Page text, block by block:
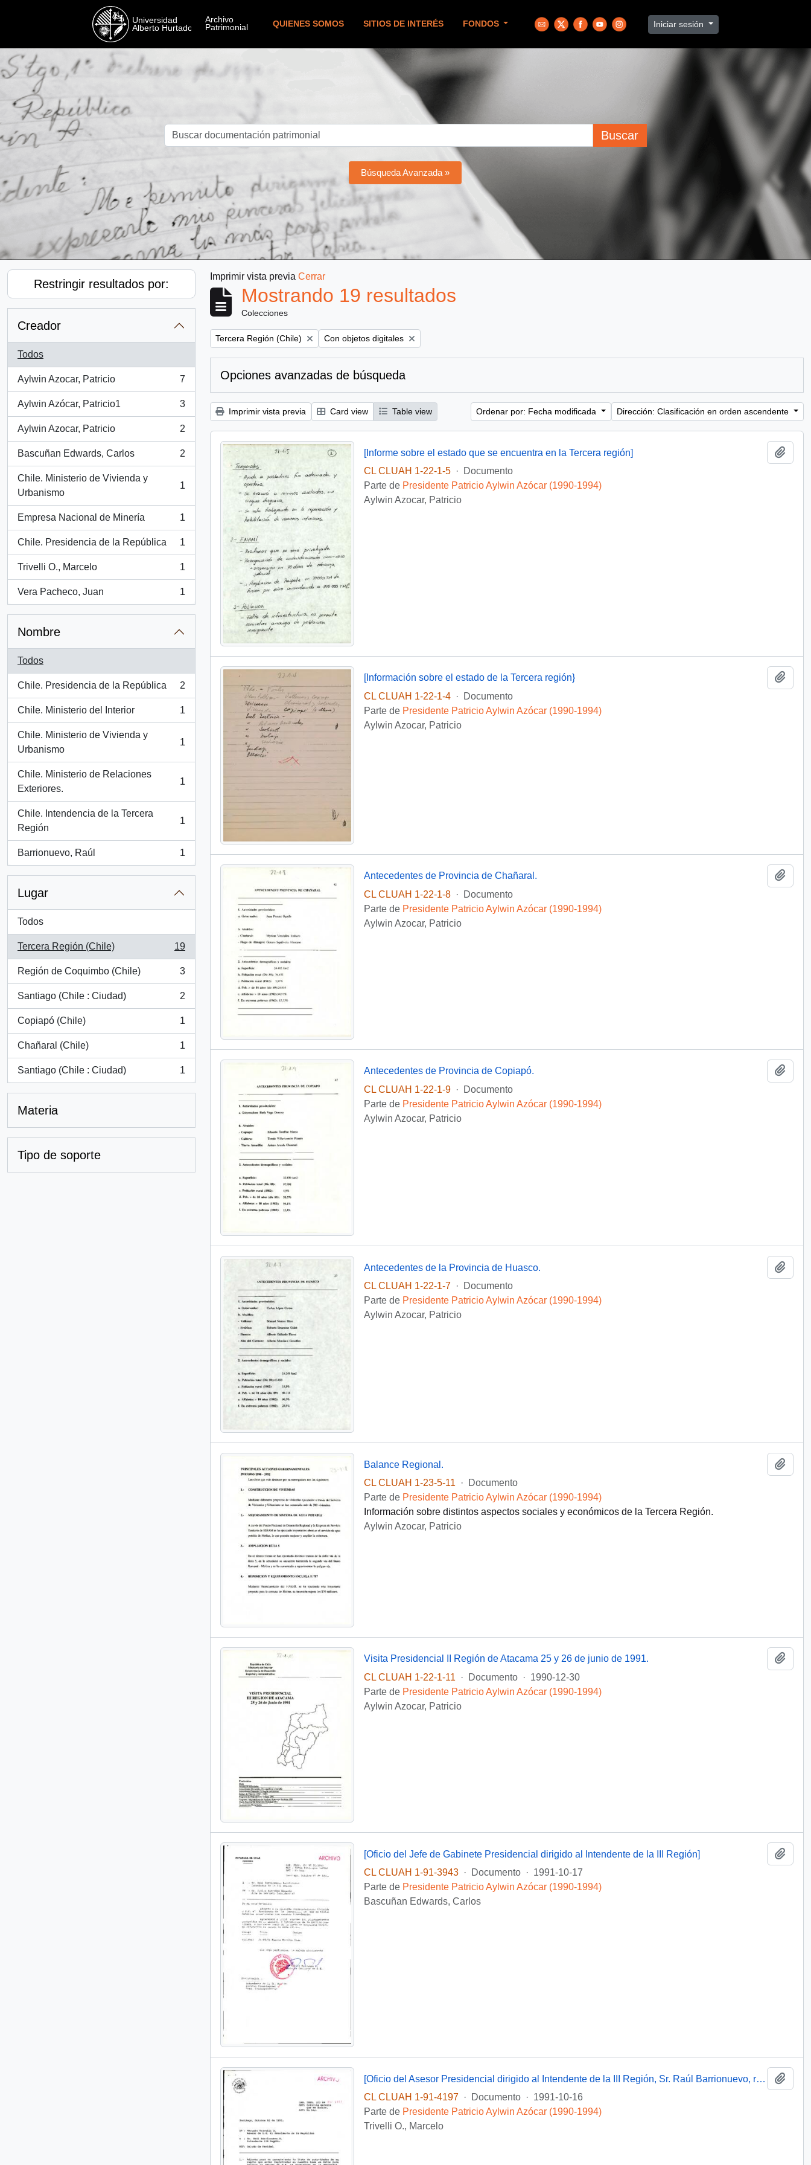
QUIENES SOMOS SITIOS DE INTERÉS FONDOS Iniciar sesión
Buscar
Búsqueda Avanzada »
Restringir resultados por:
Creador
Todos
Aylwin Azocar, Patricio
, 7 resultados
7
Aylwin Azócar, Patricio1
, 3 resultados
3
Aylwin Azocar, Patricio
, 2 resultados
2
Bascuñan Edwards, Carlos
, 2 resultados
2
Chile. Ministerio de Vivienda y
Urbanismo
, 1 resultados
1
Empresa Nacional de Minería
, 1 resultados
1
Chile. Presidencia de la República
, 1 resultados
1
Trivelli O., Marcelo
, 1 resultados
1
Vera Pacheco, Juan
, 1 resultados
1
Nombre
Todos
Chile. Presidencia de la República
, 2 resultados
2
Chile. Ministerio del Interior
, 1 resultados
1
Chile. Ministerio de Vivienda y
Urbanismo
, 1 resultados
1
Chile. Ministerio de Relaciones
Exteriores.
, 1 resultados
1
Chile. Intendencia de la Tercera
Región
, 1 resultados
1
Barrionuevo, Raúl
, 1 resultados
1
Lugar
Todos
Tercera Región (Chile)
, 19 resultados
19
Región de Coquimbo (Chile)
, 3 resultados
3
Santiago (Chile : Ciudad)
, 2 resultados
2
Copiapó (Chile)
, 1 resultados
1
Chañaral (Chile)
, 1 resultados
1
Santiago (Chile : Ciudad)
, 1 resultados
1
Materia
Tipo de soporte
Imprimir vista previa Cerrar
Mostrando 19 resultados
Colecciones
Remove filter:
Tercera Región (Chile) Remove filter:
Con objetos digitales
Opciones avanzadas de búsqueda
Imprimir vista previa Card view Table view Ordenar por: Fecha modificada Dirección: Clasificación en orden ascendente
[Informe sobre el estado que se encuentra en la Tercera región]
CL CLUAH 1-22-1-5
·
Documento
Parte de Presidente Patricio Aylwin Azócar (1990-1994)
Aylwin Azocar, Patricio
[Información sobre el estado de la Tercera región}
CL CLUAH 1-22-1-4
·
Documento
Parte de Presidente Patricio Aylwin Azócar (1990-1994)
Aylwin Azocar, Patricio
Antecedentes de Provincia de Chañaral.
CL CLUAH 1-22-1-8
·
Documento
Parte de Presidente Patricio Aylwin Azócar (1990-1994)
Aylwin Azocar, Patricio
Antecedentes de Provincia de Copiapó.
CL CLUAH 1-22-1-9
·
Documento
Parte de Presidente Patricio Aylwin Azócar (1990-1994)
Aylwin Azocar, Patricio
Antecedentes de la Provincia de Huasco.
CL CLUAH 1-22-1-7
·
Documento
Parte de Presidente Patricio Aylwin Azócar (1990-1994)
Aylwin Azocar, Patricio
Balance Regional.
CL CLUAH 1-23-5-11
·
Documento
Parte de Presidente Patricio Aylwin Azócar (1990-1994)
Información sobre distintos aspectos sociales y económicos de la Tercera Región.
Aylwin Azocar, Patricio
Visita Presidencial II Región de Atacama 25 y 26 de junio de 1991.
CL CLUAH 1-22-1-11
· Documento · 1990-12-30
Parte de Presidente Patricio Aylwin Azócar (1990-1994)
Aylwin Azocar, Patricio
[Oficio del Jefe de Gabinete Presidencial dirigido al Intendente de la III Región]
CL CLUAH 1-91-3943
· Documento · 1991-10-17
Parte de Presidente Patricio Aylwin Azócar (1990-1994)
Bascuñan Edwards, Carlos
[Oficio del Asesor Presidencial dirigido al Intendente de la III Región, Sr. Raúl Barrionuevo, referente a saludo de Navidad]
CL CLUAH 1-91-4197
· Documento · 1991-10-16
Parte de Presidente Patricio Aylwin Azócar (1990-1994)
Trivelli O., Marcelo